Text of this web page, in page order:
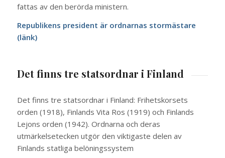
fattas av den berörda ministern.
Republikens president är ordnarnas stormästare
(länk)
Det finns tre statsordnar i Finland
Det finns tre statsordnar i Finland: Frihetskorsets
orden (1918), Finlands Vita Ros (1919) och Finlands
Lejons orden (1942). Ordnarna och deras
utmärkelsetecken utgör den viktigaste delen av
Finlands statliga belöningssystem